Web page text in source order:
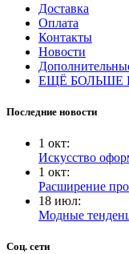
Доставка
Оплата
Контакты
Новости
ЕЩЁ БОЛЬШЕ
Последние новости
1 окт:
Искусство
1 окт:
Расширение
18 июл:
Модные
Соц. сети